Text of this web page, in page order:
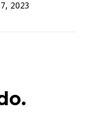
2023